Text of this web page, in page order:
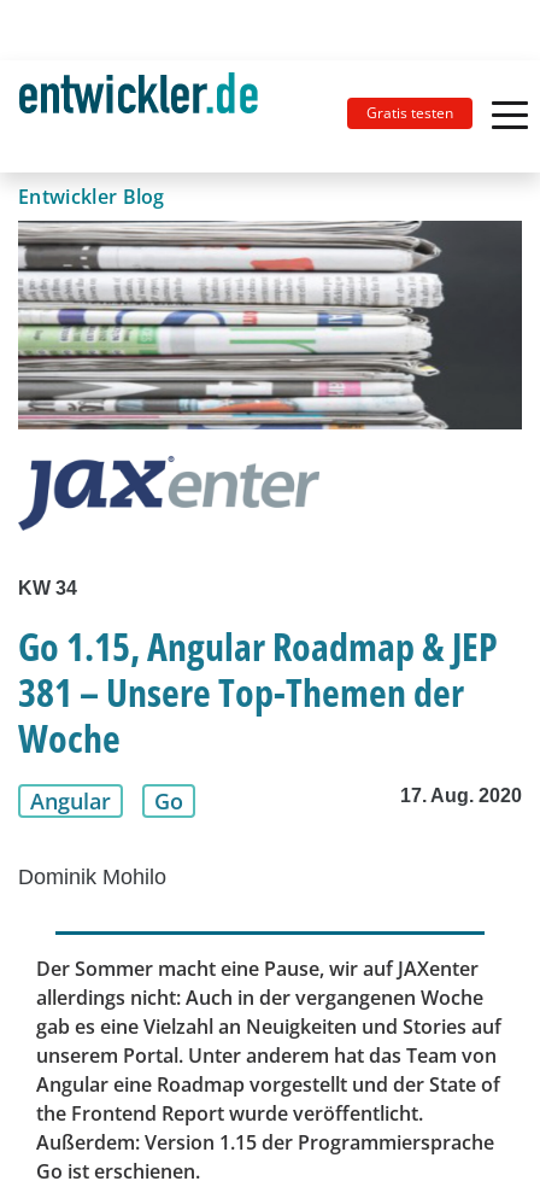
Gratis testen
Entwickler Blog
KW 34
Go 1.15, Angular Roadmap & JEP
381 – Unsere Top-Themen der
Woche
Angular Go 17. Aug. 2020
Dominik Mohilo
Der Sommer macht eine Pause, wir auf JAXenter
allerdings nicht: Auch in der vergangenen Woche
gab es eine Vielzahl an Neuigkeiten und Stories auf
unserem Portal. Unter anderem hat das Team von
Angular eine Roadmap vorgestellt und der State of
the Frontend Report wurde veröffentlicht.
Außerdem: Version 1.15 der Programmiersprache
Go ist erschienen.